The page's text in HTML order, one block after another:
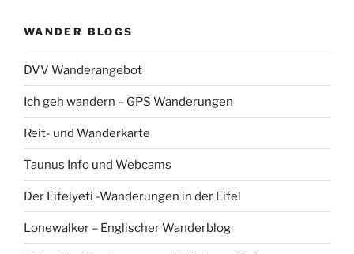
WANDER BLOGS
DVV Wanderangebot
Ich geh wandern – GPS Wanderungen
Reit- und Wanderkarte
Taunus Info und Webcams
Der Eifelyeti -Wanderungen in der Eifel
Lonewalker – Englischer Wanderblog